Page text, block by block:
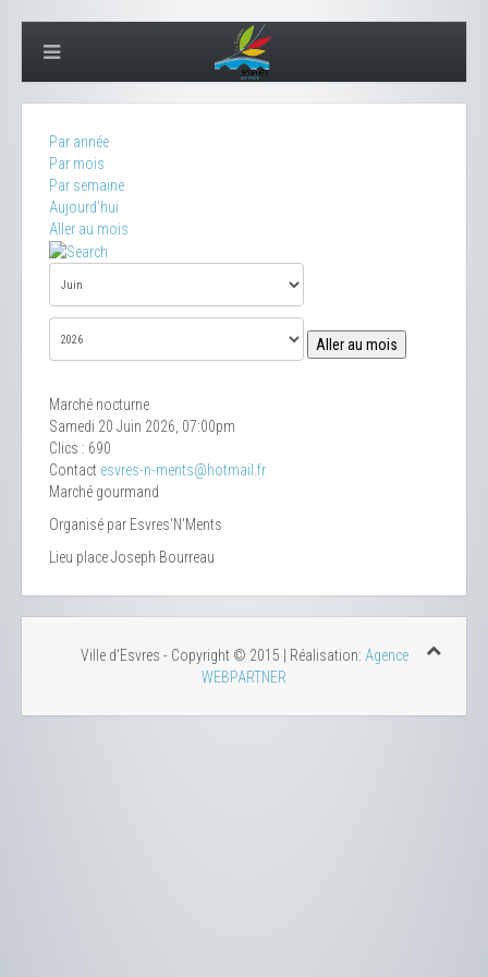
Par année
Par mois
Par semaine
Aujourd'hui
Aller au mois
Aller au mois
Marché nocturne
Samedi 20 Juin 2026, 07:00pm
Clics : 690
Contact esvres-n-ments@hotmail.fr
Marché gourmand
Organisé par Esvres'N'Ments
Lieu place Joseph Bourreau
Ville d'Esvres - Copyright © 2015 | Réalisation: Agence
WEBPARTNER